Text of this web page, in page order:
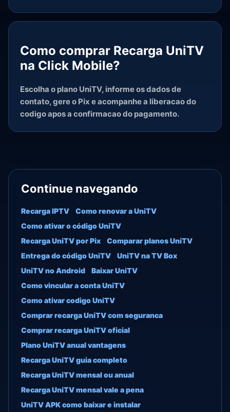
Como comprar Recarga UniTV
na Click Mobile?
Escolha o plano UniTV, informe os dados de
contato, gere o Pix e acompanhe a liberacao do
codigo apos a confirmacao do pagamento.
Continue navegando
Recarga IPTV
Como renovar a UniTV
Como ativar o código UniTV
Recarga UniTV por Pix
Comparar planos UniTV
Entrega do código UniTV
UniTV na TV Box
UniTV no Android
Baixar UniTV
Como vincular a conta UniTV
Como ativar codigo UniTV
Comprar recarga UniTV com seguranca
Comprar recarga UniTV oficial
Plano UniTV anual vantagens
Recarga UniTV guia completo
Recarga UniTV mensal ou anual
Recarga UniTV mensal vale a pena
UniTV APK como baixar e instalar